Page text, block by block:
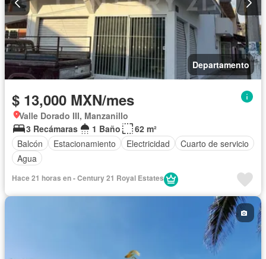
Departamento
$ 13,000 MXN/mes
Valle Dorado III, Manzanillo
3 Recámaras
1 Baño
62 m²
Balcón
Estacionamiento Electricidad
Cuarto de servicio
Agua
Hace 21 horas en - Century 21 Royal Estates